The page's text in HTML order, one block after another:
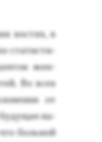
кос­тях, в
ста­тис­ти­
жен­
Во всех
от
на­
боль­ной